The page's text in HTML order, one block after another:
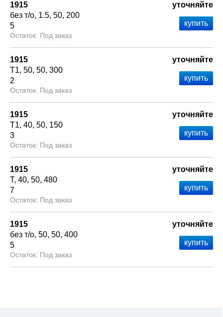
1915
без т/о 1.5 50 200
5
Под заказ
уточняйте
1915
Т1 50 50 300
2
Под заказ
уточняйте
1915
Т1 40 50 150
3
Под заказ
уточняйте
1915
Т 40 50 480
7
Под заказ
уточняйте
1915
без т/о 50 50 400
5
Под заказ
уточняйте